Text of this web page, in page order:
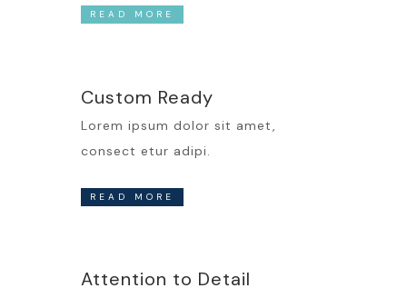
READ MORE
Custom Ready
Lorem ipsum dolor sit amet,
consect etur adipi.
READ MORE
Attention to Detail